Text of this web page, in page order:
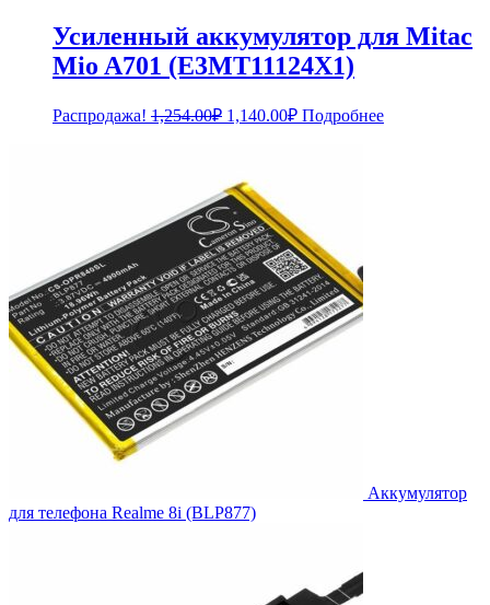
Усиленный аккумулятор для Mitac
Mio A701 (E3MT11124X1)
Распродажа! 1,254.00₽ Первоначальная
1,140.00₽Текущая
цена:
Подробнее
Аккумулятор
для телефона Realme 8i (BLP877)